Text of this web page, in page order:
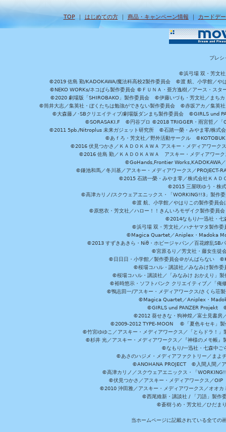
TOP｜ はじめての方｜ 商品・キャンペーン情報 ｜ カードデ
プレシ
©浜弓場 双・芳文社
©2019 佐島 勤/KADOKAWA/魔法科高校2製作委員会 ©渡 航、小学館／や
©NEKO WORKs/ネコぱら製作委員会 ©ＦＵＮＡ・亜方逸樹／アース・ス
©2020 劇場版「SHIROBAKO」製作委員会 ©伊藤いづも・芳文社／まち
©筒井大志／集英社・ぼくたちは勉強ができない製作委員会 ©赤坂アカ／集英
©大森藤ノ･SBクリエイティブ/劇場版ダンまち製作委員会 ©GIRLS und
©SORASAKI.F ©円谷プロ ©2018 TRIGGER・雨宮哲／
©2011 5pb./Nitroplus 未来ガジェット研究所 ©石踏一榮・みやま零/株式
©あｆろ・芳文社／野外活動サークル
©2016 伏見つかさ／ＫＡＤＯＫＡＷＡ アスキー・メディアワー
©2016 佐島 勤／ＫＡＤＯＫＡＷＡ アスキー・メディアワ
©GoHands,Frontier Works,KADOKAWA
©鎌池和馬／冬川基／アスキー・メディアワークス／
©2015 石踏一榮・みやま零／株式会社ＫＡＤ
©2015 三屋咲ゆう・株
©高津カリノ/スクウェアエニックス・「WORKING!!3」製作
©渡 航、小学館／やはりこの製作委員
©原悠衣・芳文社／ハロー！！きんいろモザイク製作委員
©2014なもり/一迅社・
©浜弓場 双・芳文社／ハナヤマタ製作
©Magica Quartet／Aniplex・Madoka
©2013 すずきあきら・Niθ・ホビージャパン／百花繚乱
©宮原るり／芳文社・藤女生徒
©日日日・小学館／製作委員会＠がんばらない
©桜場コハル・講談社／みなみけ製作
©桜場コハル・講談社／「みなみけ おかえり」
©裕時悠示・ソフトバンク クリエイティブ／「
©鴨志田一/アスキー・メディアワークス/さく
©Magica Quartet／Aniplex・
©GIRLS und PANZER Projekt ©
©2012 葵せきな・狗神煌／富士見書
©2009-2012 TYPE-MOON ©「夏色キセキ」製
©竹宮ゆゆこ／アスキー・メディアワークス／「とらドラ！
©杉井 光／アスキー・メディアワークス／『神様のメモ帳
©なもり/一迅社・七森中
©あさのハジメ・メディアファクトリー／ま
©ANOHANA PROJECT ©入間人間／ア
©高津カリノ／スクウェアエニックス・「
©伏見つかさ／アスキー・メディアワークス／
©2010 沖田雅／アスキー・メディアワークス／オオ
©西尾維新・講談社 / 「刀語」製作
©蒼樹うめ・芳文社／ひだま
当ホームページに記載されている全ての